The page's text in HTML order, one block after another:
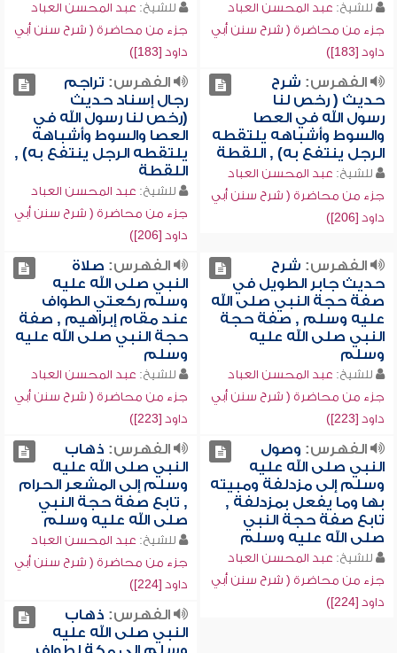
للشيخ: عبد المحسن العباد
جزء من محاضرة ( شرح سنن أبي
داود [183])
للشيخ: عبد المحسن العباد
جزء من محاضرة ( شرح سنن أبي
داود [183])
الفهرس: شرح
حديث ( رخص لنا
رسول الله في العصا
والسوط وأشباهه يلتقطه
الرجل ينتفع به) , اللقطة
للشيخ: عبد المحسن العباد
جزء من محاضرة ( شرح سنن أبي
داود [206])
الفهرس: تراجم
رجال إسناد حديث
(رخص لنا رسول الله في
العصا والسوط وأشباهه
يلتقطه الرجل ينتفع به) ,
اللقطة
للشيخ: عبد المحسن العباد
جزء من محاضرة ( شرح سنن أبي
داود [206])
الفهرس: شرح
حديث جابر الطويل في
صفة حجة النبي صلى الله
عليه وسلم , صفة حجة
النبي صلى الله عليه
وسلم
للشيخ: عبد المحسن العباد
جزء من محاضرة ( شرح سنن أبي
داود [223])
الفهرس: صلاة
النبي صلى الله عليه
وسلم ركعتي الطواف
عند مقام إبراهيم , صفة
حجة النبي صلى الله عليه
وسلم
للشيخ: عبد المحسن العباد
جزء من محاضرة ( شرح سنن أبي
داود [223])
الفهرس: وصول
النبي صلى الله عليه
وسلم إلى مزدلفة ومبيته
بها وما يفعل بمزدلفة ,
تابع صفة حجة النبي
صلى الله عليه وسلم
للشيخ: عبد المحسن العباد
جزء من محاضرة ( شرح سنن أبي
داود [224])
الفهرس: ذهاب
النبي صلى الله عليه
وسلم إلى المشعر الحرام
, تابع صفة حجة النبي
صلى الله عليه وسلم
للشيخ: عبد المحسن العباد
جزء من محاضرة ( شرح سنن أبي
داود [224])
الفهرس: ذهاب
النبي صلى الله عليه